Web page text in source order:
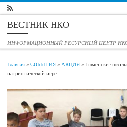
Перейти к содержимому
ВЕСТНИК НКО
ИНФОРМАЦИОННЫЙ РЕСУРСНЫЙ ЦЕНТР
Главная»СОБЫТИЯ»АКЦИЯ»Тюменские
патриотической игре